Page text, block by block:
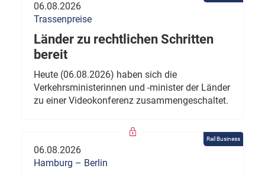
06.08.2026
Trassenpreise
Länder zu rechtlichen Schritten
bereit
Heute (06.08.2026) haben sich die
Verkehrsministerinnen und -minister der Länder
zu einer Videokonferenz zusammengeschaltet.
Rail Business
06.08.2026
Hamburg – Berlin